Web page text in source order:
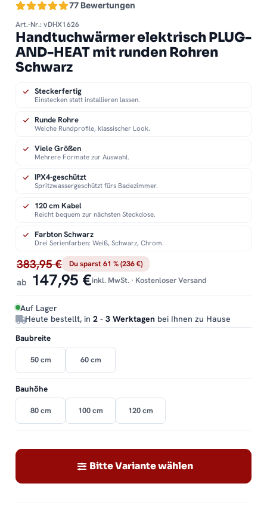
77 Bewertungen
Art.-Nr.: vDHX1626
Handtuchwärmer elektrisch PLUG-
AND-HEAT mit runden Rohren
Schwarz
383,95 € Du sparst 61 % (236 €)
ab 147,95 €inkl. MwSt. · Kostenloser Versand
Auf Lager
Heute bestellt, in 2 - 3 Werktagen bei Ihnen zu Hause
Steckerfertig
Einstecken statt installieren lassen.
Runde Rohre
Weiche Rundprofile, klassischer Look.
Viele Größen
Mehrere Formate zur Auswahl.
IPX4-geschützt
Spritzwassergeschützt fürs Badezimmer.
120 cm Kabel
Reicht bequem zur nächsten Steckdose.
Farbton Schwarz
Drei Serienfarben: Weiß, Schwarz, Chrom.
Baubreite
50 cm 60 cm
Bauhöhe
80 cm 100 cm 120 cm
Bitte Variante wählen